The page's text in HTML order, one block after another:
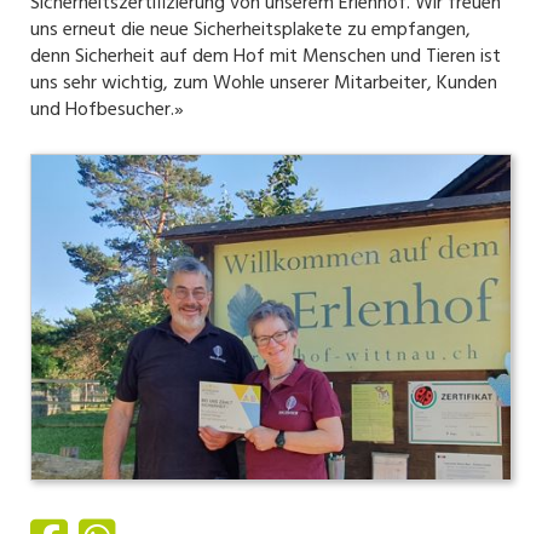
uns erneut die neue Sicherheitsplakete zu empfangen,
denn Sicherheit auf dem Hof mit Menschen und Tieren ist
uns sehr wichtig, zum Wohle unserer Mitarbeiter, Kunden
und Hofbesucher.»